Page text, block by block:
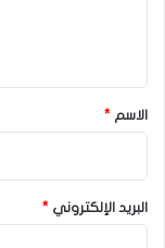
*
الاسم *
البريد الإلكتروني *